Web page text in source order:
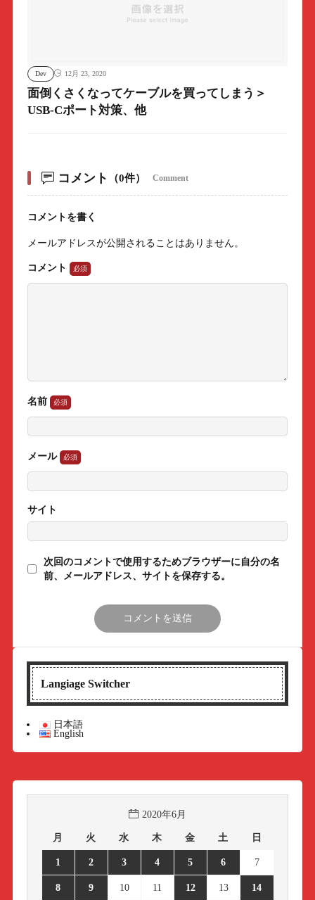
Dev 12月 23, 2020
面倒くさくなってケーブルを買ってしまう＞
USB-Cポート対策、他
コメント （0件） Comment
コメントを書く
メールアドレスが公開されることはありません。
コメント
名前
メール
サイト
次回のコメントで使用するためブラウザーに自分の名
前、メールアドレス、サイトを保存する。
Langiage Switcher
日本語
English
2020年6月
月 火 水 木 金 土 日
1 2 3 4 5 6 7
8 9 10 11 12 13 14